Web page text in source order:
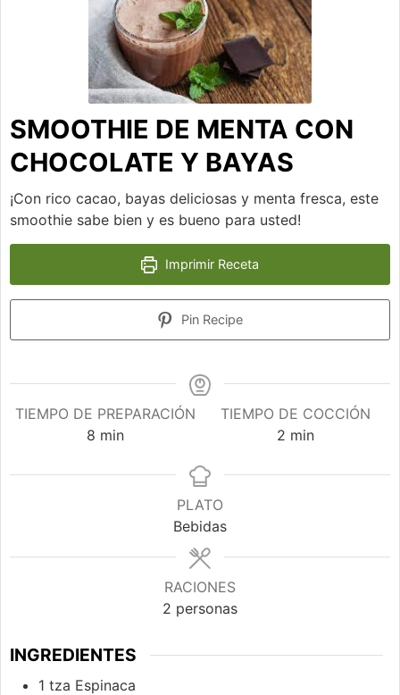
SMOOTHIE DE MENTA CON
CHOCOLATE Y BAYAS
¡Con rico cacao, bayas deliciosas y menta fresca, este
smoothie sabe bien y es bueno para usted!
Imprimir Receta
Pin Recipe
TIEMPO DE PREPARACIÓN
8minutos
min
TIEMPO DE COCCIÓN
2minutos
min
PLATO
Bebidas
RACIONES
2 personas
INGREDIENTES
1 tza Espinaca